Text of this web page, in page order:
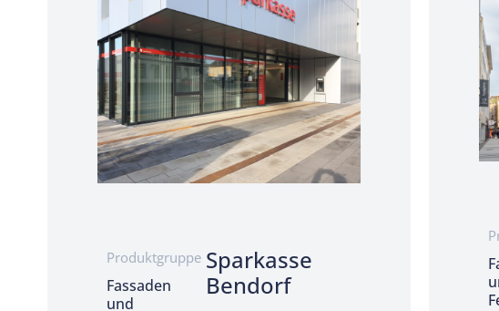
Produktgruppe
Fassaden
und
Sparkasse
Bendorf